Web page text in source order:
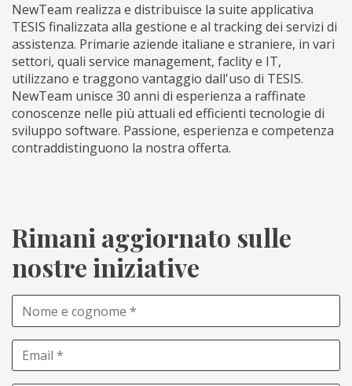
NewTeam realizza e distribuisce la suite applicativa
TESIS finalizzata alla gestione e al tracking dei servizi di
assistenza. Primarie aziende italiane e straniere, in vari
settori, quali service management, faclity e IT,
utilizzano e traggono vantaggio dall'uso di TESIS.
NewTeam unisce 30 anni di esperienza a raffinate
conoscenze nelle più attuali ed efficienti tecnologie di
sviluppo software. Passione, esperienza e competenza
contraddistinguono la nostra offerta.
Rimani aggiornato sulle
nostre iniziative